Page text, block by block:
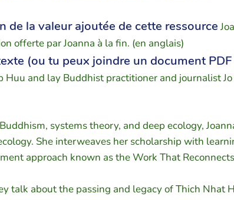
de la valeur ajoutée de cette ressource
offerte par Joanna à la fin. (en anglais)
(ou tu peux joindre un document
Huu and lay Buddhist practitioner and journalist
systems theory, and deep ecology,
She interweaves her scholarship with
approach known as the Work That
talk about the passing and legacy of Thich